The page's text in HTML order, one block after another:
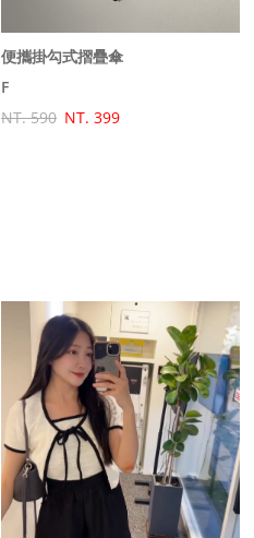
便攜掛勾式摺疊傘
F
NT. 590 NT. 399